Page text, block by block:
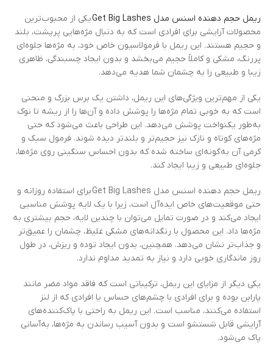
ریمل حجم دهنده اسنس مدل Get Big Lashes
یکی از محبوب‌ترین
محصولات آرایشی برای افرادی است که به دنبال مژه‌هایی پرپشت، بلند
و حجیم هستند. این ریمل با فرمولاسیون خاص خود، به مژه‌ها جلوه‌ای
پررنگ، مشکی و کاملاً حجیم می‌بخشد و بدون ایجاد چسبندگی، ظاهری
زیبا و طبیعی را به چشمان شما هدیه می‌دهد.
یکی از مهم‌ترین ویژگی‌های این ریمل، داشتن یک برس بزرگ و منحنی
است که به خوبی تمام مژه‌ها را پوشش داده و آن‌ها را از ریشه تا نوک
به‌طور یکنواخت پوشش می‌دهد. این طراحی باعث می‌شود که حتی
مژه‌های کوتاه و نازک نیز حجیم‌تر و بلندتر دیده شوند. فرمول سبک و
کرمی آن به‌گونه‌ای ساخته شده که بدون احساس سنگینی روی مژه‌ها،
جلوه‌ای طبیعی و زیبا ایجاد کند.
ریمل حجم دهنده اسنس مدل Get Big Lashes برای استفاده روزانه و
حتی موقعیت‌های خاص ایده‌آل است، زیرا با یک لایه پوشش مناسبی
ایجاد می‌کند و در صورت تمایل می‌توان با چندین لایه، حجم بیشتری به
مژه‌ها داد. این محصول با رنگدانه‌های مشکی غلیظ، چشمان را عمیق‌تر
و جذاب‌تر نشان می‌دهد. همچنین، بدون ایجاد توده و ریزش، در طول
روز ماندگاری خوبی دارد و نیاز به تمدید مداوم ندارد.
یکی دیگر از مزایای این ریمل، ترکیباتی است که فاقد مواد مضر مانند
پارابن بوده و برای افرادی با چشم‌های حساس یا افرادی که از لنز
استفاده می‌کنند، مناسب است. این ریمل به راحتی با پاک‌کننده‌های
آرایشی قابل شستشو است و بدون آسیب رساندن به مژه‌ها، به‌آسانی
پاک می‌شود.